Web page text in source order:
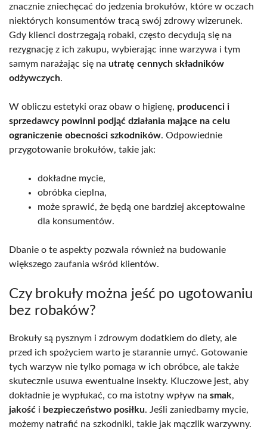
znacznie zniechęcać do jedzenia brokułów, które w oczach
niektórych konsumentów tracą swój zdrowy wizerunek.
Gdy klienci dostrzegają robaki, często decydują się na
rezygnację z ich zakupu, wybierając inne warzywa i tym
samym narażając się na utratę cennych składników
odżywczych.
W obliczu estetyki oraz obaw o higienę, producenci i
sprzedawcy powinni podjąć działania mające na celu
ograniczenie obecności szkodników. Odpowiednie
przygotowanie brokułów, takie jak:
dokładne mycie,
obróbka cieplna,
może sprawić, że będą one bardziej akceptowalne
dla konsumentów.
Dbanie o te aspekty pozwala również na budowanie
większego zaufania wśród klientów.
Czy brokuły można jeść po ugotowaniu
bez robaków?
Brokuły są pysznym i zdrowym dodatkiem do diety, ale
przed ich spożyciem warto je starannie umyć. Gotowanie
tych warzyw nie tylko pomaga w ich obróbce, ale także
skutecznie usuwa ewentualne insekty. Kluczowe jest, aby
dokładnie je wypłukać, co ma istotny wpływ na smak,
jakość i bezpieczeństwo posiłku. Jeśli zaniedbamy mycie,
możemy natrafić na szkodniki, takie jak mączlik warzywny.